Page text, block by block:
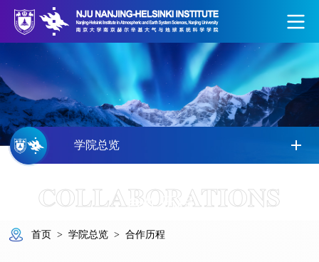
学院总览
合作历程
COLLABORATIONS
首页 > 学院总览 > 合作历程